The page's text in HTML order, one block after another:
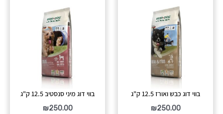
בווי דוג כבש ואורז 12.5 ק"ג
₪250.00
בווי דוג מיני סנסטיב 12.5 ק"ג
₪250.00